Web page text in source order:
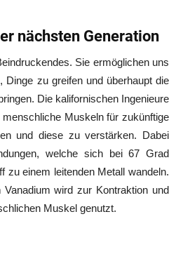
nächsten Generation
Sie ermöglichen uns
Dinge zu greifen und überhaupt die
Die kalifornischen Ingenieure
Muskeln für zukünftige
und diese zu verstärken. Dabei
welche sich bei 67 Grad
zu einem leitenden Metall wandeln.
wird zur Kontraktion und
Muskel genutzt.